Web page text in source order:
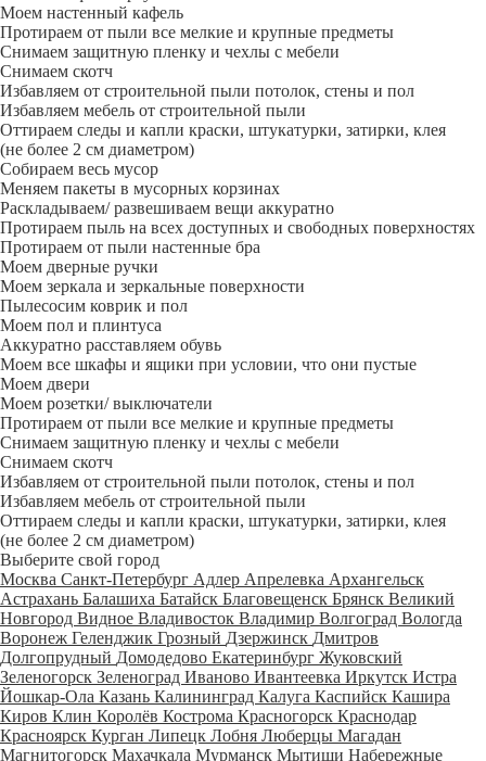
Моем настенный кафель
Протираем от пыли все мелкие и крупные предметы
Снимаем защитную пленку и чехлы с мебели
Снимаем скотч
Избавляем от строительной пыли потолок, стены и пол
Избавляем мебель от строительной пыли
Оттираем следы и капли краски, штукатурки, затирки, клея
(не более 2 см диаметром)
Собираем весь мусор
Меняем пакеты в мусорных корзинах
Раскладываем/ развешиваем вещи аккуратно
Протираем пыль на всех доступных и свободных поверхностях
Протираем от пыли настенные бра
Моем дверные ручки
Моем зеркала и зеркальные поверхности
Пылесосим коврик и пол
Моем пол и плинтуса
Аккуратно расставляем обувь
Моем все шкафы и ящики при условии, что они пустые
Моем двери
Моем розетки/ выключатели
Протираем от пыли все мелкие и крупные предметы
Снимаем защитную пленку и чехлы с мебели
Снимаем скотч
Избавляем от строительной пыли потолок, стены и пол
Избавляем мебель от строительной пыли
Оттираем следы и капли краски, штукатурки, затирки, клея
(не более 2 см диаметром)
Выберите свой город
Москва Санкт-Петербург Адлер Апрелевка Архангельск
Астрахань Балашиха Батайск Благовещенск Брянск Великий
Новгород Видное Владивосток Владимир Волгоград Вологда
Воронеж Геленджик Грозный Дзержинск Дмитров
Долгопрудный Домодедово Екатеринбург Жуковский
Зеленогорск Зеленоград Иваново Ивантеевка Иркутск Истра
Йошкар-Ола Казань Калининград Калуга Каспийск Кашира
Киров Клин Королёв Кострома Красногорск Краснодар
Красноярск Курган Липецк Лобня Люберцы Магадан
Магнитогорск Махачкала Мурманск Мытищи Набережные